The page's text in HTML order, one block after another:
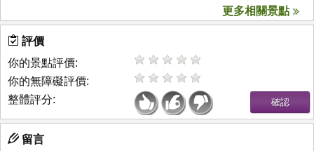
更多相關景點
評價
你的景點評價:
你的無障礙評價:
整體評分:
留言